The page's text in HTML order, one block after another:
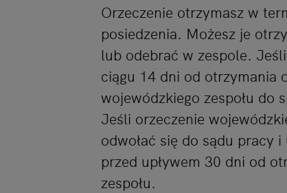
Orzeczenie otrzymasz w
posiedzenia. Możesz je
lub odebrać w zespole.
ciągu 14 dni od otrzymania
wojewódzkiego zespołu do
Jeśli orzeczenie
odwołać się do sądu pracy
przed upływem 30 dni od
zespołu.